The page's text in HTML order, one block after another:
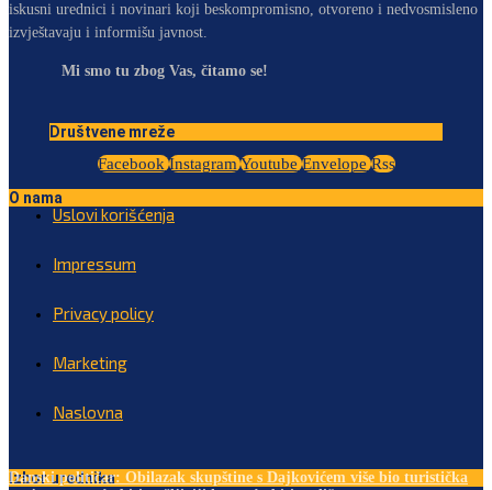
iskusni urednici i novinari koji beskompromisno, otvoreno i nedvosmisleno
izvještavaju i informišu javnost.
Mi smo tu zbog Vas, čitamo se!
Društvene mreže
Facebook Instagram Youtube Envelope Rss
O nama
Uslovi korišćenja
Impressum
Privacy policy
Marketing
Naslovna
Izbor urednika
Danski političar: Obilazak skupštine s Dajkovićem više bio turistička